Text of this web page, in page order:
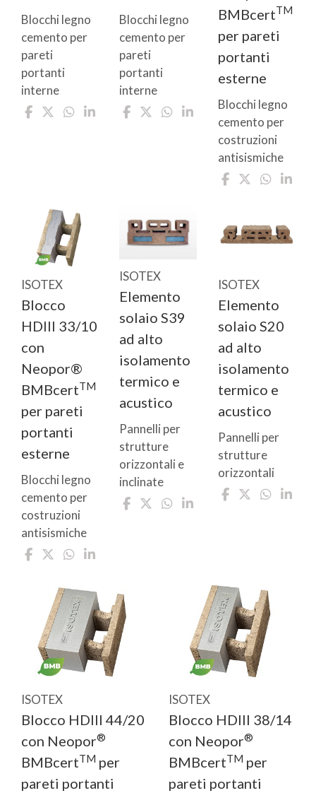
Blocchi legno
cemento per
pareti
portanti
interne
Blocchi legno
cemento per
pareti
portanti
interne
BMBcertTM
per pareti
portanti
esterne
Blocchi legno
cemento per
costruzioni
antisismiche
ISOTEX
Blocco
HDIII 33/10
con
Neopor®
BMBcertTM
per pareti
portanti
esterne
Blocchi legno
cemento per
costruzioni
antisismiche
ISOTEX
Elemento
solaio S39
ad alto
isolamento
termico e
acustico
Pannelli per
strutture
orizzontali e
inclinate
ISOTEX
Elemento
solaio S20
ad alto
isolamento
termico e
acustico
Pannelli per
strutture
orizzontali
ISOTEX
Blocco HDIII 44/20
con Neopor®
BMBcertTM per
pareti portanti
ISOTEX
Blocco HDIII 38/14
con Neopor®
BMBcertTM per
pareti portanti